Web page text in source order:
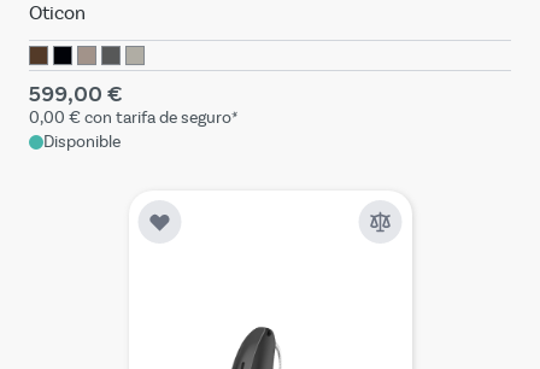
Oticon
599,00 €
0,00 €con tarifa de seguro*
Disponible